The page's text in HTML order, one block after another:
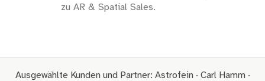
zu AR & Spatial Sales.
Ausgewählte Kunden und Partner: Astrofein · Carl Hamm ·